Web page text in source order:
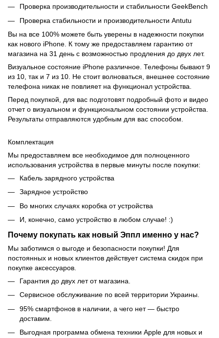
Проверка производительности и стабильности GeekBench
Проверка стабильности и производительности Antutu
Вы на все 100% можете быть уверены в надежности покупки
как нового iPhone. К тому же предоставляем гарантию от
магазина на 31 день с возможностью продления до двух лет.
Визуальное состояние iPhone различное. Телефоны бывают 9
из 10, так и 7 из 10. Не стоит волноваться, внешнее состояние
телефона никак не повлияет на функционал устройства.
Перед покупкой, для вас подготовят подробный фото и видео
отчет о визуальном и функциональном состоянии устройства.
Результаты отправляются удобным для вас способом.
Комплектация
Мы предоставляем все необходимое для полноценного
использования устройства в первые минуты после покупки:
Кабель зарядного устройства
Зарядное устройство
Во многих случаях коробка от устройства
И, конечно, само устройство в любом случае! :)
Почему покупать как новый Эппл именно у нас?
Мы заботимся о выгоде и безопасности покупки! Для
постоянных и новых клиентов действует система скидок при
покупке аксессуаров.
Гарантия до двух лет от магазина.
Сервисное обслуживание по всей территории Украины.
95% смартфонов в наличии, а чего нет — быстро
доставим.
Выгодная программа обмена техники Apple для новых и